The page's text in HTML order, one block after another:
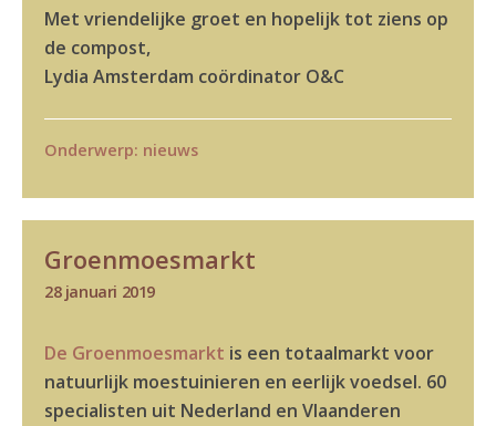
Met vriendelijke groet en hopelijk tot ziens op
de compost,
Lydia Amsterdam coördinator O&C
Onderwerp: nieuws
Groenmoesmarkt
28 januari 2019
De Groenmoesmarkt is een totaalmarkt voor
natuurlijk moestuinieren en eerlijk voedsel. 60
specialisten uit Nederland en Vlaanderen